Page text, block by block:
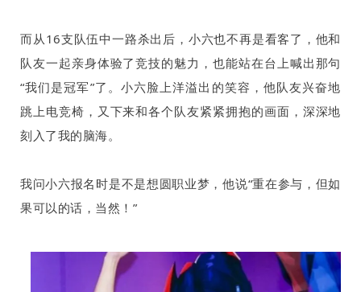
而从16支队伍中一路杀出后，小六也不再是看客了，他和
队友一起亲身体验了竞技的魅力，也能站在台上喊出那句
“我们是冠军”了。小六脸上洋溢出的笑容，他队友兴奋地
跳上电竞椅，又下来和各个队友紧紧拥抱的画面，深深地
刻入了我的脑海。
我问小六报名时是不是想圆职业梦，他说“重在参与，但如
果可以的话，当然！”